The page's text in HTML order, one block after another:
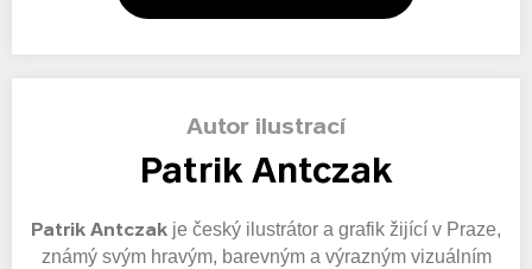
Autor ilustrací
Patrik Antczak
Patrik Antczak je český ilustrátor a grafik žijící v Praze,
známý svým hravým, barevným a výrazným vizuálním